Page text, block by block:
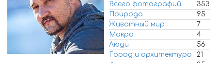
Всего фотографий
353
Природа
95
Животный мир
7
Макро
4
Люди
56
Город и архитектура
21